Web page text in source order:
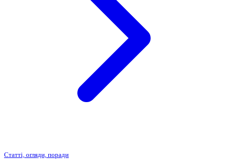
Статті, огляди, поради